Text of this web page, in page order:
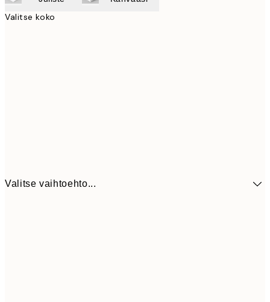
Valitse koko
Valitse vaihtoehto...